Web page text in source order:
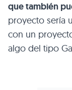
que también
proyecto sería
con un
algo del tipo